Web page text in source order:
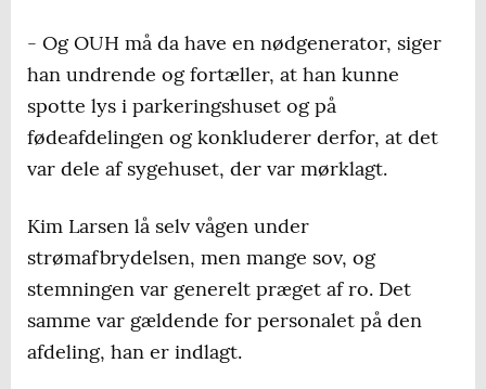
- Og OUH må da have en nødgenerator, siger
han undrende og fortæller, at han kunne
spotte lys i parkeringshuset og på
fødeafdelingen og konkluderer derfor, at det
var dele af sygehuset, der var mørklagt.
Kim Larsen lå selv vågen under
strømafbrydelsen, men mange sov, og
stemningen var generelt præget af ro. Det
samme var gældende for personalet på den
afdeling, han er indlagt.